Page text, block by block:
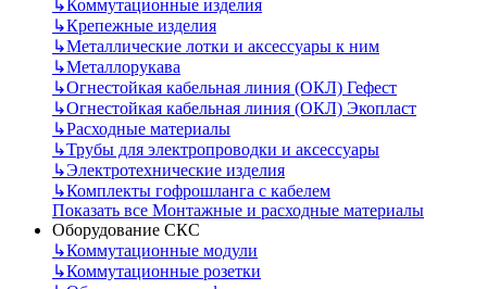
↳Коммутационные изделия
↳Крепежные изделия
↳Металлические лотки и аксессуары к ним
↳Металлорукава
↳Огнестойкая кабельная линия (ОКЛ) Гефест
↳Огнестойкая кабельная линия (ОКЛ) Экопласт
↳Расходные материалы
↳Трубы для электропроводки и аксессуары
↳Электротехнические изделия
↳Комплекты гофрошланга с кабелем
Показать все Монтажные и расходные материалы
Оборудование СКС
↳Коммутационные модули
↳Коммутационные розетки